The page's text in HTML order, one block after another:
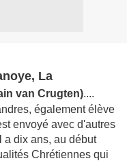
La
van Crugten)....
également élève
envoyé avec d'autres
a dix ans, au début
Chrétiennes qui